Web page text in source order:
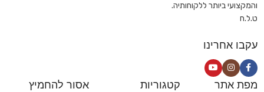
והמקצועי ביותר ללקוחותיה.
ט.ל.ח
עקבו אחרינו
מפת אתר קטגוריות אסור להחמיץ